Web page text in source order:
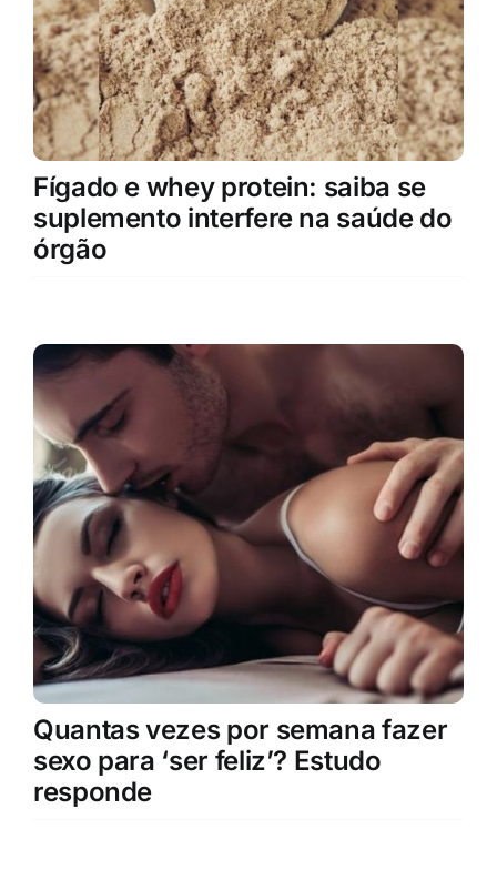
Fígado e whey protein: saiba se
suplemento interfere na saúde do
órgão
Quantas vezes por semana fazer
sexo para ‘ser feliz’? Estudo
responde